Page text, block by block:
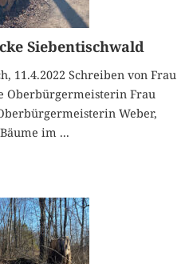
Siebentischwald
11.4.2022 Schreiben von Frau
Oberbürgermeisterin Frau
Weber,
im ...